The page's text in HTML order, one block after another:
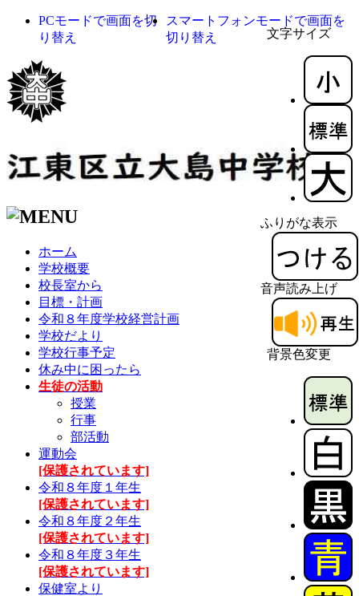
文字サイズ
ふりがな表示
音声読み上げ
背景色変更
PCモードで画面を切
り替え
スマートフォンモードで画面を
切り替え
ホーム
学校概要
校長室から
目標・計画
令和８年度学校経営計画
学校だより
学校行事予定
休み中に困ったら
生徒の活動
授業
行事
部活動
運動会
[保護されています]
令和８年度１年生
[保護されています]
令和８年度２年生
[保護されています]
令和８年度３年生
[保護されています]
保健室より